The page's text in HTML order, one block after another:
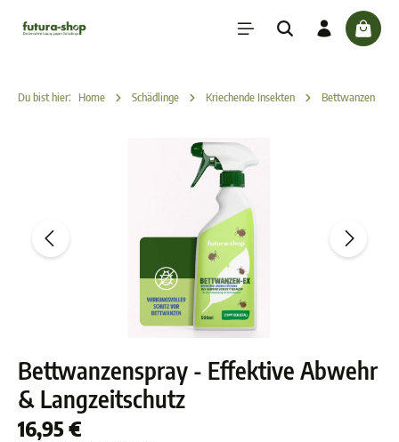
springen
Du bist hier: Home Schädlinge Kriechende Insekten Bettwanzen
Bettwanzenspray - Effektive Abwehr
& Langzeitschutz
16,95 €